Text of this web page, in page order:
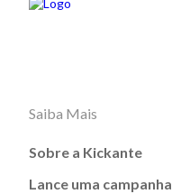
Saiba Mais
Sobre a Kickante
Lance uma campanha